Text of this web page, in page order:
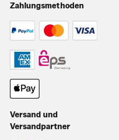
Zahlungsmethoden
Versand und
Versandpartner